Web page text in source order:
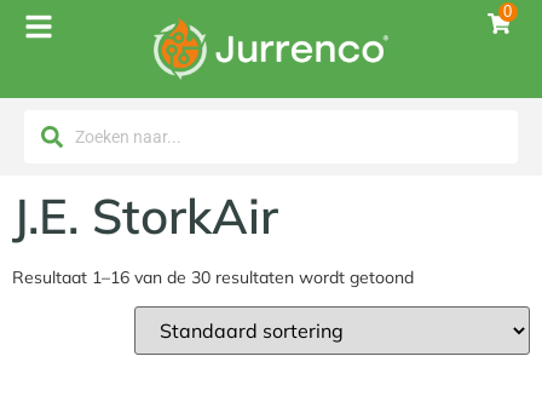
0
J.E. StorkAir
Resultaat 1–16 van de 30 resultaten wordt getoond